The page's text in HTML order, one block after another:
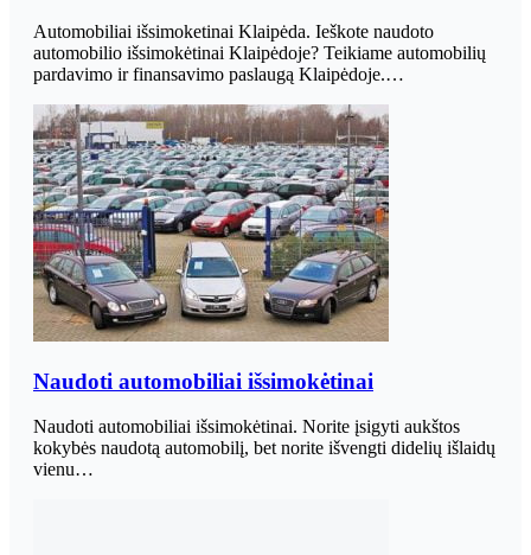
Automobiliai išsimoketinai Klaipėda. Ieškote naudoto
automobilio išsimokėtinai Klaipėdoje? Teikiame automobilių
pardavimo ir finansavimo paslaugą Klaipėdoje.…
Naudoti automobiliai išsimokėtinai
Naudoti automobiliai išsimokėtinai. Norite įsigyti aukštos
kokybės naudotą automobilį, bet norite išvengti didelių išlaidų
vienu…